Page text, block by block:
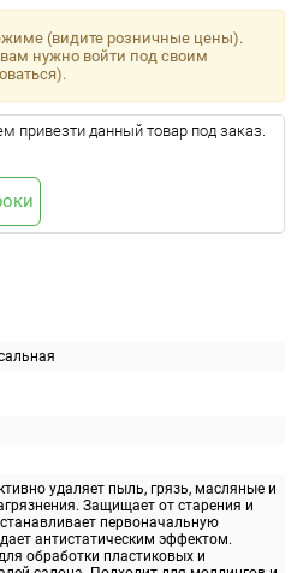
удаляет пыль, грязь, масляные и
Защищает от старения и
первоначальную
антистатическим эффектом.
обработки пластиковых и
(видите розничные цены).
нужно войти под своим
привезти данный товар под заказ.